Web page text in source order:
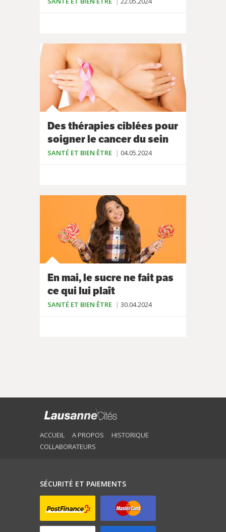
Des thérapies ciblées pour
soigner le cancer du sein
SANTÉ ET BIEN ÊTRE 04.05.2024
En mai, le sucre ne fait pas
ce qui lui plaît
SANTÉ ET BIEN ÊTRE 30.04.2024
ACCUEIL A PROPOS
HISTORIQUE
COLLABORATEURS
SÉCURITÉ ET PAIEMENTS